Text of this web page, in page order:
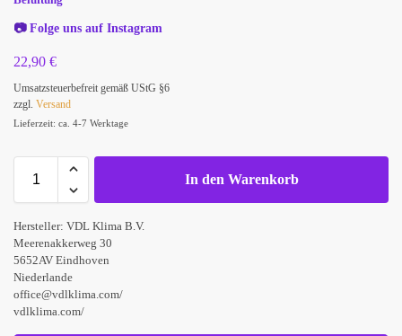
📷Folge uns auf Instagram
22,90 €
Umsatzsteuerbefreit gemäß UStG §6
zzgl. Versand
Lieferzeit: ca. 4-7 Werktage
In den Warenkorb
Hersteller: VDL Klima B.V.
Meerenakkerweg 30
5652AV Eindhoven
Niederlande
office@vdlklima.com/
vdlklima.com/